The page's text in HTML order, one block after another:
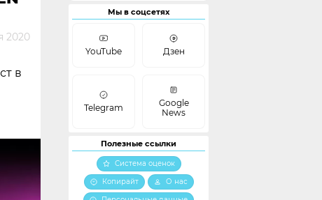
2020
в
Мы в соцсетях
YouTube Дзен
Telegram
Google
News
Полезные ссылки
Система оценок
Копирайт
О нас